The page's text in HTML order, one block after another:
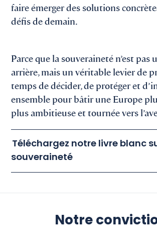
faire émerger des solutions
défis de demain.
Parce que la souveraineté n’est pas
arrière, mais un véritable levier de
temps de décider, de protéger et
ensemble pour bâtir une Europe
plus ambitieuse et tournée vers
Téléchargez notre livre blanc
souveraineté
Notre